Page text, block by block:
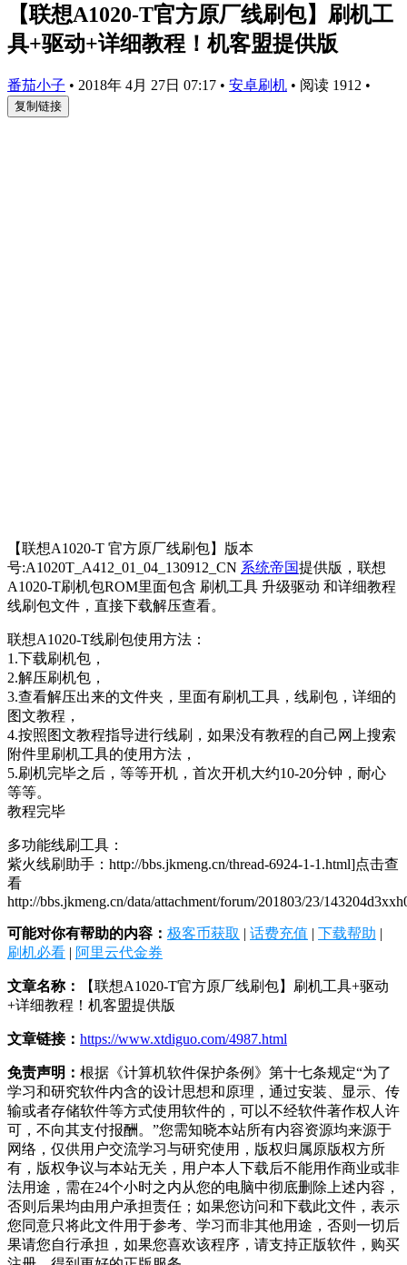
【联想A1020-T官方原厂线刷包】刷机工
具+驱动+详细教程！机客盟提供版
番茄小子 • 2018年 4月 27日 07:17 • 安卓刷机 • 阅读 1912 •
复制链接
【联想A1020-T 官方原厂线刷包】版本
号:A1020T_A412_01_04_130912_CN 系统帝国提供版，联想
A1020-T刷机包ROM里面包含 刷机工具 升级驱动 和详细教程
线刷包文件，直接下载解压查看。
联想A1020-T线刷包使用方法：
1.下载刷机包，
2.解压刷机包，
3.查看解压出来的文件夹，里面有刷机工具，线刷包，详细的
图文教程，
4.按照图文教程指导进行线刷，如果没有教程的自己网上搜索
附件里刷机工具的使用方法，
5.刷机完毕之后，等等开机，首次开机大约10-20分钟，耐心
等等。
教程完毕
多功能线刷工具：
紫火线刷助手：http://bbs.jkmeng.cn/thread-6924-1-1.html]点击查
看
http://bbs.jkmeng.cn/data/attachment/forum/201803/23/
可能对你有帮助的内容： 极客币获取 | 话费充值 | 下载帮助 |
刷机必看 | 阿里云代金券
文章名称：
【联想A1020-T官方原厂线刷包】刷机工具+驱动
+详细教程！机客盟提供版
文章链接： https://www.xtdiguo.com/4987.html
免责声明： 根据《计算机软件保护条例》第十七条规定“为了
学习和研究软件内含的设计思想和原理，通过安装、显示、传
输或者存储软件等方式使用软件的，可以不经软件著作权人许
可，不向其支付报酬。”您需知晓本站所有内容资源均来源于
网络，仅供用户交流学习与研究使用，版权归属原版权方所
有，版权争议与本站无关，用户本人下载后不能用作商业或非
法用途，需在24个小时之内从您的电脑中彻底删除上述内容，
否则后果均由用户承担责任；如果您访问和下载此文件，表示
您同意只将此文件用于参考、学习而非其他用途，否则一切后
果请您自行承担，如果您喜欢该程序，请支持正版软件，购买